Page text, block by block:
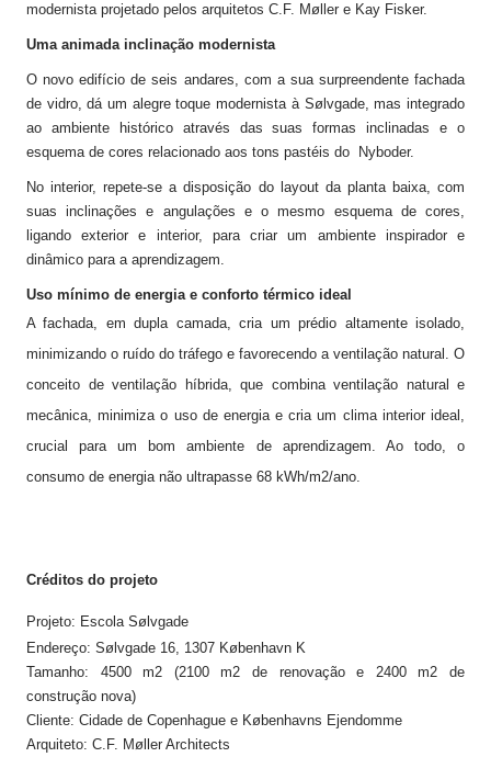
modernista projetado pelos arquitetos C.F. Møller e Kay Fisker.
Uma animada inclinação modernista
O novo edifício de seis andares, com a sua surpreendente fachada
de vidro, dá um alegre toque modernista à Sølvgade, mas integrado
ao ambiente histórico através das suas formas inclinadas e o
esquema de cores relacionado aos tons pastéis do Nyboder.
No interior, repete-se a disposição do layout da planta baixa, com
suas inclinações e angulações e o mesmo esquema de cores,
ligando exterior e interior, para criar um ambiente inspirador e
dinâmico para a aprendizagem.
Uso mínimo de energia e conforto térmico ideal
A fachada, em dupla camada, cria um prédio altamente isolado,
minimizando o ruído do tráfego e favorecendo a ventilação natural. O
conceito de ventilação híbrida, que combina ventilação natural e
mecânica, minimiza o uso de energia e cria um clima interior ideal,
crucial para um bom ambiente de aprendizagem. Ao todo, o
consumo de energia não ultrapasse 68 kWh/m2/ano.
Créditos do projeto
Projeto: Escola Sølvgade
Endereço: Sølvgade 16, 1307 København K
Tamanho: 4500 m2 (2100 m2 de renovação e 2400 m2 de
construção nova)
Cliente: Cidade de Copenhague e Københavns Ejendomme
Arquiteto: C.F. Møller Architects